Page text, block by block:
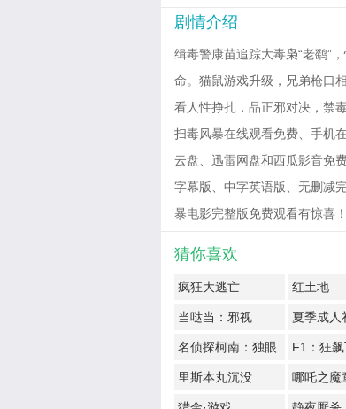
剧情介绍
缉毒警康苗追踪大毒枭“老鹞”
命。猫鼠游戏升级，兄弟枪口
看人性挣扎，品正邪对决，禁
扫毒风暴在线观看免费、手机
云盘、迅雷网盘和西瓜影音免
字幕版、中字英语版、无删减
暴电影完整版免费观看有惊喜
猜你喜欢
疯狂大逃亡 红土地
当哒当：邪视 夏季成人
名侦探柯南：独眼
的残像
F1：狂
里斯本丸沉没 哪吒之魔